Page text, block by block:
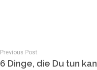
Previous Post